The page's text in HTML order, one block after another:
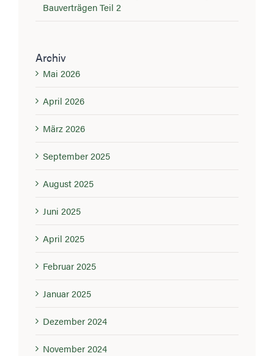
Bauverträgen Teil 2
Archiv
Mai 2026
April 2026
März 2026
September 2025
August 2025
Juni 2025
April 2025
Februar 2025
Januar 2025
Dezember 2024
November 2024